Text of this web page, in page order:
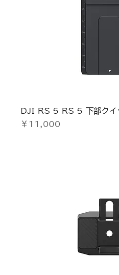
DJI RS 5 RS 5 下部クイ
価格
￥11,000